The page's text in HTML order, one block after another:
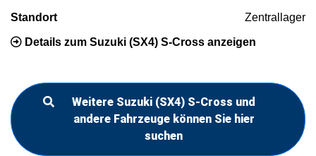
Standort Zentrallager
Details zum Suzuki (SX4) S-Cross anzeigen
Weitere Suzuki (SX4) S-Cross und
andere Fahrzeuge können Sie hier
suchen